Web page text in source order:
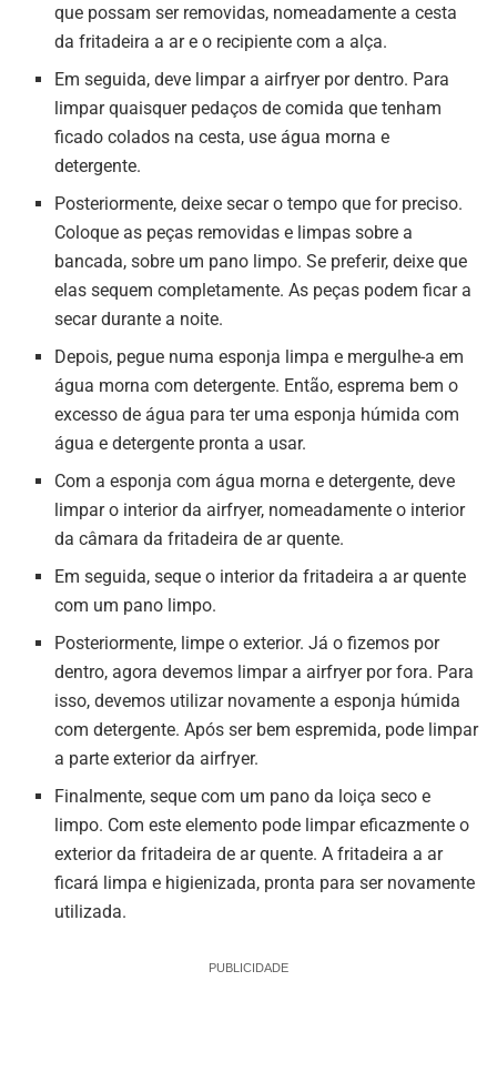
que possam ser removidas, nomeadamente a cesta
da fritadeira a ar e o recipiente com a alça.
Em seguida, deve limpar a airfryer por dentro. Para
limpar quaisquer pedaços de comida que tenham
ficado colados na cesta, use água morna e
detergente.
Posteriormente, deixe secar o tempo que for preciso.
Coloque as peças removidas e limpas sobre a
bancada, sobre um pano limpo. Se preferir, deixe que
elas sequem completamente. As peças podem ficar a
secar durante a noite.
Depois, pegue numa esponja limpa e mergulhe-a em
água morna com detergente. Então, esprema bem o
excesso de água para ter uma esponja húmida com
água e detergente pronta a usar.
Com a esponja com água morna e detergente, deve
limpar o interior da airfryer, nomeadamente o interior
da câmara da fritadeira de ar quente.
Em seguida, seque o interior da fritadeira a ar quente
com um pano limpo.
Posteriormente, limpe o exterior. Já o fizemos por
dentro, agora devemos limpar a airfryer por fora. Para
isso, devemos utilizar novamente a esponja húmida
com detergente. Após ser bem espremida, pode limpar
a parte exterior da airfryer.
Finalmente, seque com um pano da loiça seco e
limpo. Com este elemento pode limpar eficazmente o
exterior da fritadeira de ar quente. A fritadeira a ar
ficará limpa e higienizada, pronta para ser novamente
utilizada.
PUBLICIDADE